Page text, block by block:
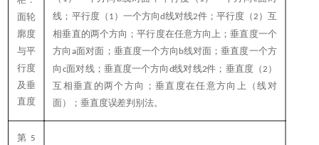
面轮
廓度
与平
行度
及垂
直度
线；平行度（ 1 ）一个方向d线对线2件；平行度（2 ）互
相垂直的两个方向；平行度在任意方向上；垂直度一个
方向 a面对面；垂直度一个方向 b线对面；垂直度一个方
向 c面对线；垂直度一个方向 d线对线2件；垂直度（2 ）
互相垂直的两个方向；垂直度在任意方向上（线对
面）；垂直度误差判别法。
第 5